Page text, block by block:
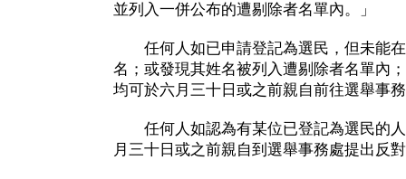
並列入一併公布的遭剔除者名單內。」
任何人如已申請登記為選民，但未能在
名；或發現其姓名被列入遭剔除者名單內
均可於六月三十日或之前親自前往選舉事
任何人如認為有某位已登記為選民的人
月三十日或之前親自到選舉事務處提出反